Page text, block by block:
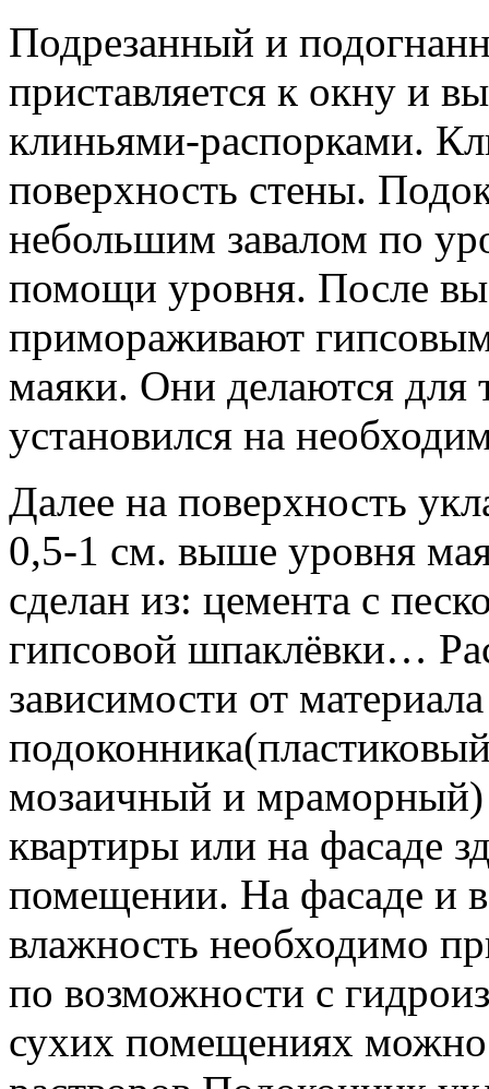
Подрезанный и
приставляется к окну и
клиньями-распорками.
поверхность стены.
небольшим завалом по
помощи уровня. После
примораживают
маяки. Они делаются для
установился на
Далее на поверхность
0,5-1 см. выше уровня
сделан из: цемента с
гипсовой шпаклёвки…
зависимости от
мозаичный и мраморный)
квартиры или на фасаде
помещении. На фасаде и
влажность необходимо
по возможности с
сухих помещениях